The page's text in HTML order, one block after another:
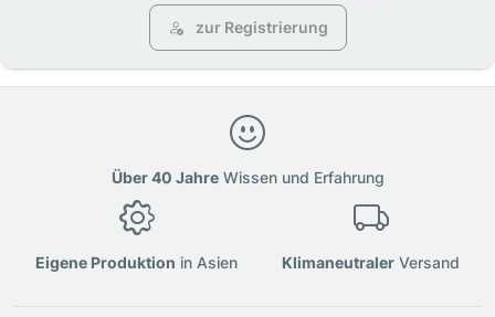
zur Registrierung
Über 40 JahreWissen und Erfahrung
Eigene Produktion in Asien Klimaneutraler Versand